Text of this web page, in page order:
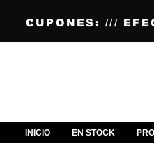
CUPONES: ///
INICIO EN STOCK